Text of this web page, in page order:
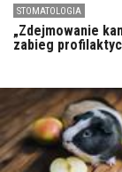
STOMATOLOGIA
„Zdejmowanie
zabieg